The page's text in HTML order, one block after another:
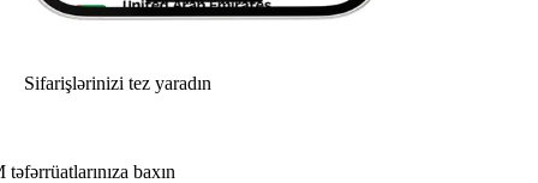
Sifarişlərinizi tez yaradın
təfərrüatlarınıza baxın